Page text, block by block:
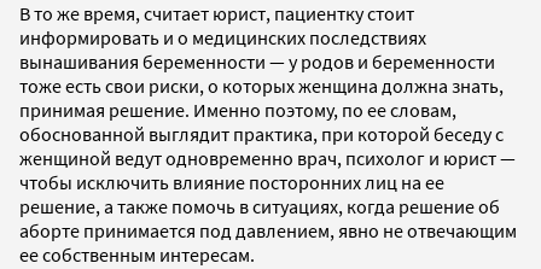
В то же время, считает юрист, пациентку стоит
информировать и о медицинских последствиях
вынашивания беременности — у родов и беременности
тоже есть свои риски, о которых женщина должна знать,
принимая решение. Именно поэтому, по ее словам,
обоснованной выглядит практика, при которой беседу с
женщиной ведут одновременно врач, психолог и юрист —
чтобы исключить влияние посторонних лиц на ее
решение, а также помочь в ситуациях, когда решение об
аборте принимается под давлением, явно не отвечающим
ее собственным интересам.